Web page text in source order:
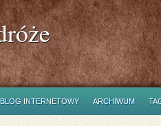
BLOG INTERNETOWY ARCHIWUM